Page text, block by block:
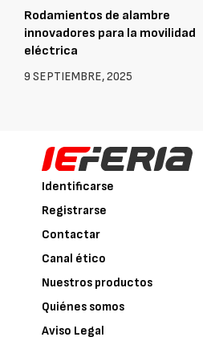
Rodamientos de alambre
innovadores para la movilidad
eléctrica
9 SEPTIEMBRE, 2025
Identificarse
Registrarse
Contactar
Canal ético
Nuestros productos
Quiénes somos
Aviso Legal